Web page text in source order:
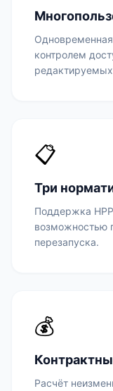
контролем
📋
Три
Поддержка
возможностью
перезапуска.
💰
Расчёт